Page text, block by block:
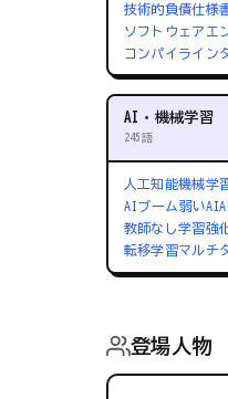
技術的負債仕様
ソフトウェアエ
コンパイライン
AI・機械学習
245語
人工知能機械学
AIブーム 弱いAI
教師なし学習強
転移学習マルチ
登場人物